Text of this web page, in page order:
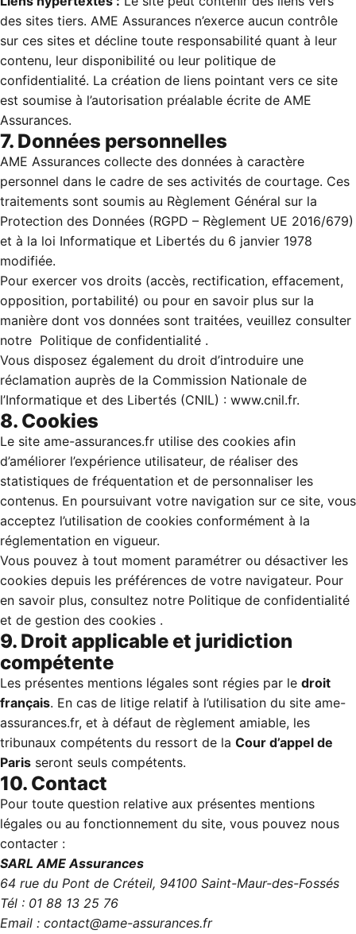
des sites tiers. AME Assurances n’exerce aucun contrôle
sur ces sites et décline toute responsabilité quant à leur
contenu, leur disponibilité ou leur politique de
confidentialité. La création de liens pointant vers ce site
est soumise à l’autorisation préalable écrite de AME
Assurances.
7. Données personnelles
AME Assurances collecte des données à caractère
personnel dans le cadre de ses activités de courtage. Ces
traitements sont soumis au Règlement Général sur la
Protection des Données (RGPD – Règlement UE 2016/679)
et à la loi Informatique et Libertés du 6 janvier 1978
modifiée.
Pour exercer vos droits (accès, rectification, effacement,
opposition, portabilité) ou pour en savoir plus sur la
manière dont vos données sont traitées, veuillez consulter
notre Politique de confidentialité .
Vous disposez également du droit d’introduire une
réclamation auprès de la Commission Nationale de
l’Informatique et des Libertés (CNIL) : www.cnil.fr.
8. Cookies
Le site ame-assurances.fr utilise des cookies afin
d’améliorer l’expérience utilisateur, de réaliser des
statistiques de fréquentation et de personnaliser les
contenus. En poursuivant votre navigation sur ce site, vous
acceptez l’utilisation de cookies conformément à la
réglementation en vigueur.
Vous pouvez à tout moment paramétrer ou désactiver les
cookies depuis les préférences de votre navigateur. Pour
en savoir plus, consultez notre Politique de confidentialité
et de gestion des cookies .
9. Droit applicable et juridiction
compétente
Les présentes mentions légales sont régies par le droit
français. En cas de litige relatif à l’utilisation du site ame-
assurances.fr, et à défaut de règlement amiable, les
tribunaux compétents du ressort de la Cour d’appel de
Paris seront seuls compétents.
10. Contact
Pour toute question relative aux présentes mentions
légales ou au fonctionnement du site, vous pouvez nous
contacter :
SARL AME Assurances
64 rue du Pont de Créteil, 94100 Saint-Maur-des-Fossés
Tél : 01 88 13 25 76
Email : contact@ame-assurances.fr